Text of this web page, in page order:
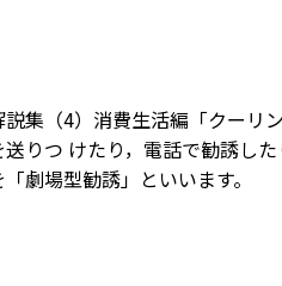
説集（4）消費生活編「クー
送りつ けたり，電話で勧誘し
劇場型勧誘」といいます。